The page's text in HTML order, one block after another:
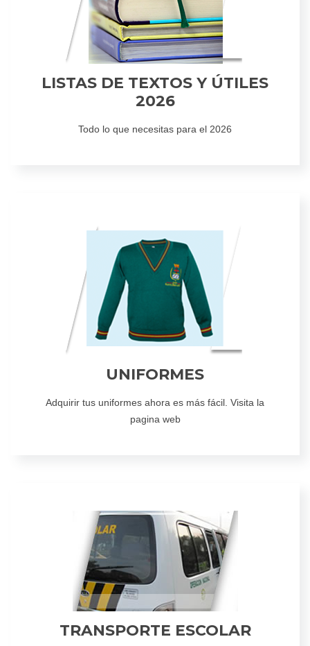
LISTAS DE TEXTOS Y ÚTILES
2026
Todo lo que necesitas para el 2026
UNIFORMES
Adquirir tus uniformes ahora es más fácil. Visita la
pagina web
TRANSPORTE ESCOLAR